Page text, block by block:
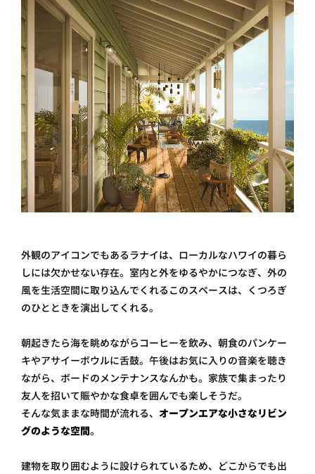
外観のアイコンでもあるラナイは、ローカルなハワイの暮ら
しには欠かせない存在。室内と外をゆるやかにつなぎ、外の
風を生活空間に取り込んでくれるこのスペースは、くつろぎ
のひとときを演出してくれる。
朝起きたら海を眺めながらコーヒーを飲み、朝食のパンケー
キやアサイーボウルに舌鼓。午後はお気に入りの音楽を聴き
ながら、ボードのメンテナンスなんかも。家族で集まったり
友人を招いて賑やかな食卓を囲んでも楽しそうだ。
そんな気ままな時間が流れる、 オープンエアな小さなリビン
グのような空間。
建物を取り囲むように設けられているため、どこからでも出